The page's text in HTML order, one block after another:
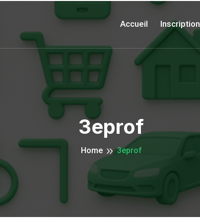
Accueil Inscription
3eprof
Home 3eprof